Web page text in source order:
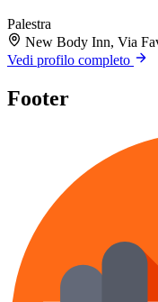
Palestra
New Body Inn, Via
Vedi profilo completo
Footer